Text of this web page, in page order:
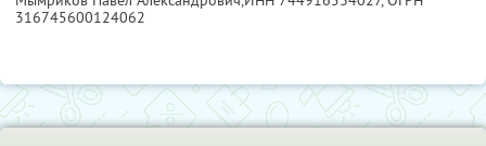
316745600124062